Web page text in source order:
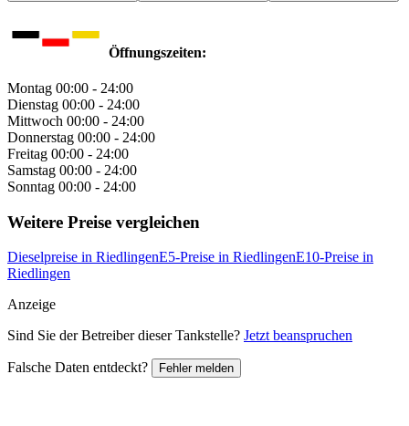
Öffnungszeiten:
Montag 00:00 - 24:00
Dienstag 00:00 - 24:00
Mittwoch 00:00 - 24:00
Donnerstag 00:00 - 24:00
Freitag 00:00 - 24:00
Samstag 00:00 - 24:00
Sonntag 00:00 - 24:00
Weitere Preise vergleichen
Dieselpreise in RiedlingenE5-Preise in RiedlingenE10-Preise in
Riedlingen
Anzeige
Sind Sie der Betreiber dieser Tankstelle? Jetzt beanspruchen
Falsche Daten entdeckt? Fehler melden